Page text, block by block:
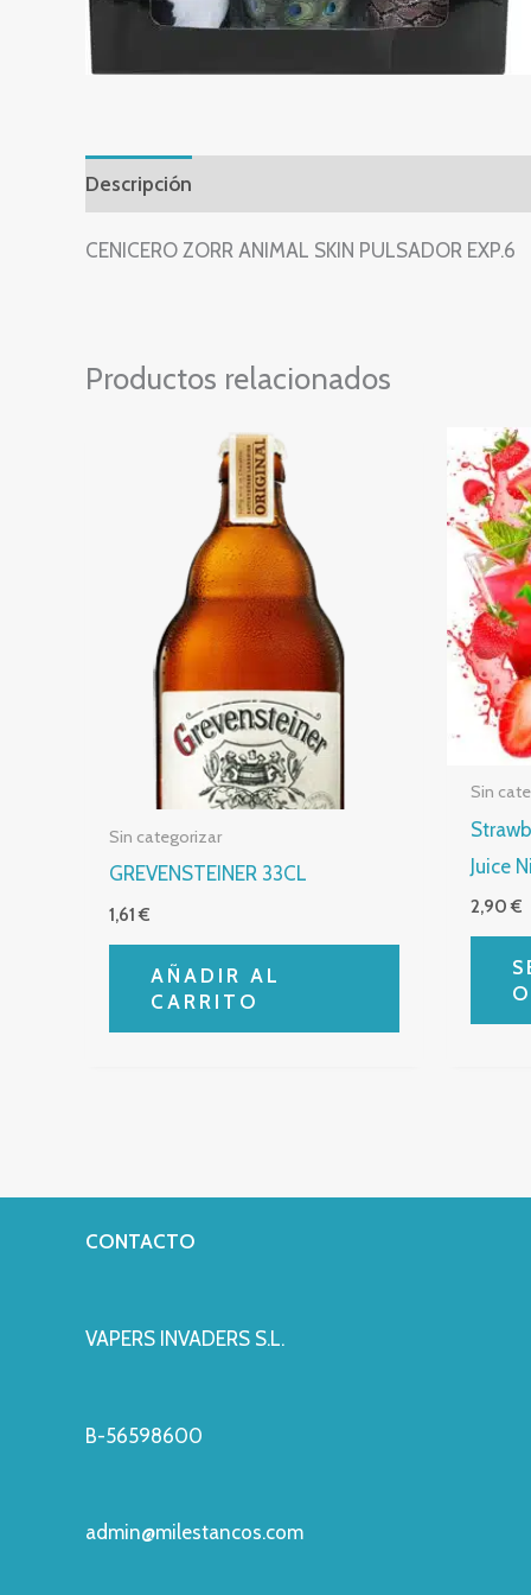
Descripción
CENICERO ZORR ANIMAL SKIN PULSADOR EXP.6
Productos relacionados
Sin categorizar
GREVENSTEINER 33CL
1,61€
AÑADIR AL
CARRITO
Sin
Juice
2,90€
CONTACTO
VAPERS INVADERS S.L.
B-56598600
admin@milestancos.com